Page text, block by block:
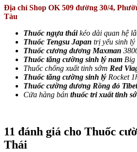
Địa chỉ Shop OK 509 đường 30/4,
Tàu
Thuốc ngựa tháikéo dài quan hệ
Thuốc Tengsu Japan trị yếu sinh lý
Thuốc cương dương Maxman
Thuốc tăng cường sinh lý nam Big
Thuốc chống xuất tinh sớm Red
Thuốc tăng cường sinh lý Rocket
Thuốc cường dương Rồng đỏ Tibet
Cửa hàng bán thuốc tri xuất tinh
11 đánh giá cho Thuốc
Thái